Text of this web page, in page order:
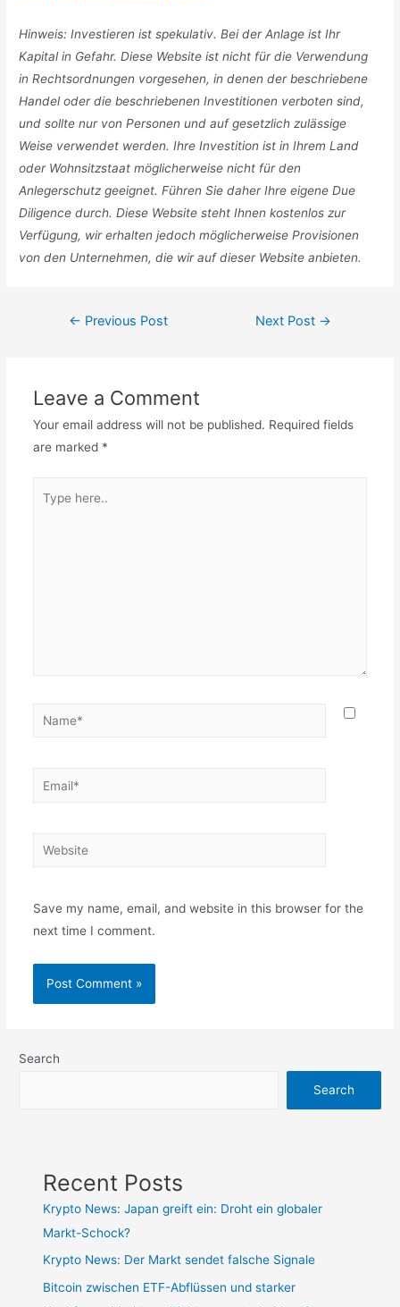
Hinweis: Investieren ist spekulativ. Bei der Anlage ist Ihr
Kapital in Gefahr. Diese Website ist nicht für die Verwendung
in Rechtsordnungen vorgesehen, in denen der beschriebene
Handel oder die beschriebenen Investitionen verboten sind,
und sollte nur von Personen und auf gesetzlich zulässige
Weise verwendet werden. Ihre Investition ist in Ihrem Land
oder Wohnsitzstaat möglicherweise nicht für den
Anlegerschutz geeignet. Führen Sie daher Ihre eigene Due
Diligence durch. Diese Website steht Ihnen kostenlos zur
Verfügung, wir erhalten jedoch möglicherweise Provisionen
von den Unternehmen, die wir auf dieser Website anbieten.
Post← Previous Post Next Post →
Leave a Comment
Your email address will not be published. Required fields
are marked *
here..
Name*
Email*
Website
Save my name, email, and website in this browser for the
next time I comment.
Search
Search
Recent Posts
Krypto News: Japan greift ein: Droht ein globaler
Markt-Schock?
Krypto News: Der Markt sendet falsche Signale
Bitcoin zwischen ETF-Abflüssen und starker